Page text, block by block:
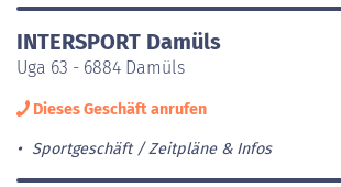
INTERSPORT Damüls
Uga 63 - 6884 Damüls
Dieses Geschäft anrufen
Sportgeschäft Zeitpläne & Infos